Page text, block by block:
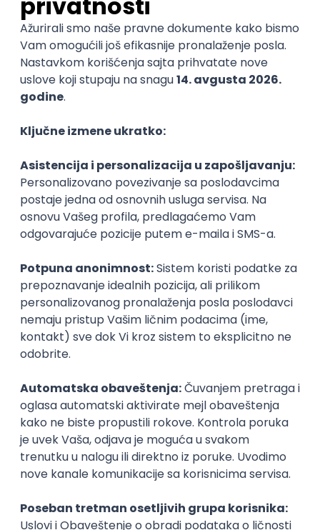
Trenutno nema oglasa po traženim kriterijumima
pretrage.
Pogledaj slične oglase ili izmeni kriterijume pretrage
OGLASI PO KRITERIJUMU Vue.js
Front End Engineer (Twig/Vue)
Growth Leads
Remote
Vue.js
Senior
Software Engineer / Developer
SPACE44
Remote
18.08.2026.
PHP MySQL CSS HTML Node.js Angular
Java
Python
AWS SQL Server Docker
PostgreSQL
Azure
DevOps Golang TypeScript Vue.js
Kafka
Kubernetes
Senior
Istaknuti poslodavci